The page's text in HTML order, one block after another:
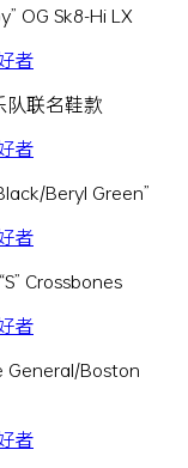
OG Sk8-Hi LX
队联名鞋款
Beryl Green”
Crossbones
General/Boston